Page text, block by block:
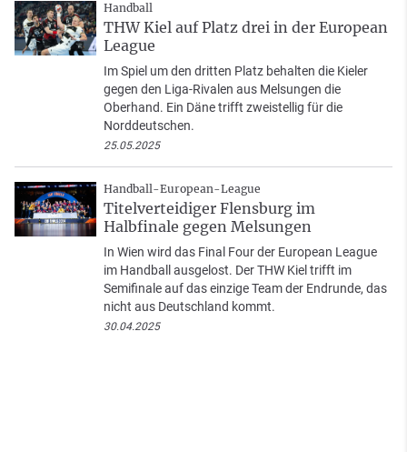
Handball
THW Kiel auf Platz drei in der European
League
Im Spiel um den dritten Platz behalten die Kieler
gegen den Liga-Rivalen aus Melsungen die
Oberhand. Ein Däne trifft zweistellig für die
Norddeutschen.
25.05.2025
Handball-European-League
Titelverteidiger Flensburg im
Halbfinale gegen Melsungen
In Wien wird das Final Four der European League
im Handball ausgelost. Der THW Kiel trifft im
Semifinale auf das einzige Team der Endrunde, das
nicht aus Deutschland kommt.
30.04.2025